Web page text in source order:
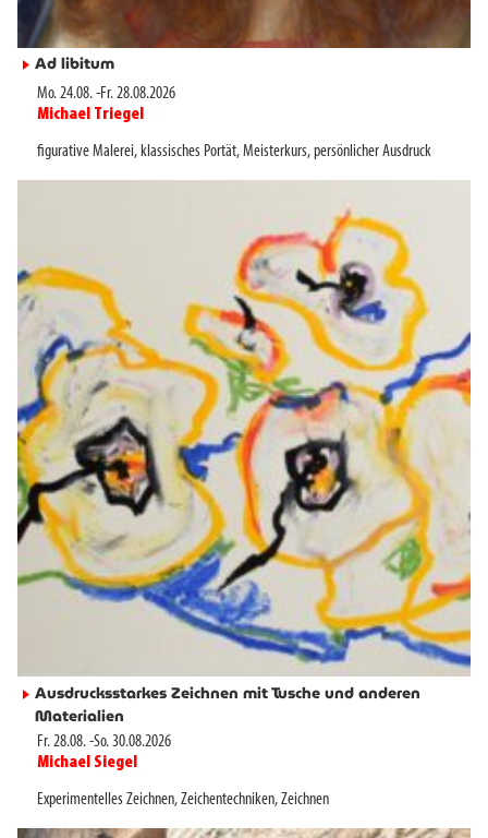
► Ad libitum
Mo. 24.08.-Fr. 28.08.2026
Michael Triegel
figurative Malerei, klassisches Portät,Meisterkurs,persönlicher Ausdruck
► Ausdrucksstarkes Zeichnen mit Tusche und anderen
Materialien
Fr. 28.08.-So. 30.08.2026
Michael Siegel
Experimentelles Zeichnen,Zeichentechniken,Zeichnen